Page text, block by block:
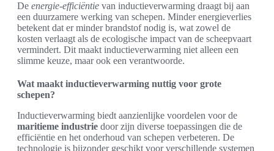
De energie-efficiëntie van inductieverwarming draagt bij aan
een duurzamere werking van schepen. Minder energieverlies
betekent dat er minder brandstof nodig is, wat zowel de
kosten verlaagt als de ecologische impact van de scheepvaart
vermindert. Dit maakt inductieverwarming niet alleen een
slimme keuze, maar ook een verantwoorde.
Wat maakt inductieverwarming nuttig voor grote
schepen?
Inductieverwarming biedt aanzienlijke voordelen voor de
maritieme industrie door zijn diverse toepassingen die de
efficiëntie en het onderhoud van schepen verbeteren. De
technologie is bijzonder geschikt voor verschillende systemen